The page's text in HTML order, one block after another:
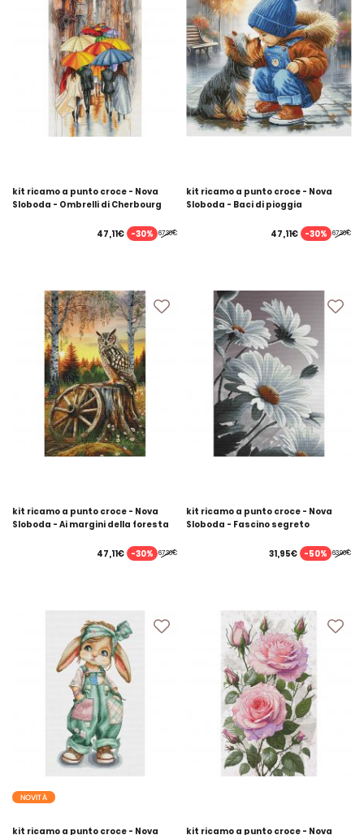
kit ricamo a punto croce - Nova
Sloboda - Ombrelli di Cherbourg
67,30€
47,11€ -30%
kit ricamo a punto croce - Nova
Sloboda - Baci di pioggia
67,30€
47,11€ -30%
kit ricamo a punto croce - Nova
Sloboda - Ai margini della foresta
67,30€
47,11€ -30%
kit ricamo a punto croce - Nova
Sloboda - Fascino segreto
63,90€
31,95€ -50%
NOVITÀ
kit ricamo a punto croce - Nova kit ricamo a punto croce - Nova